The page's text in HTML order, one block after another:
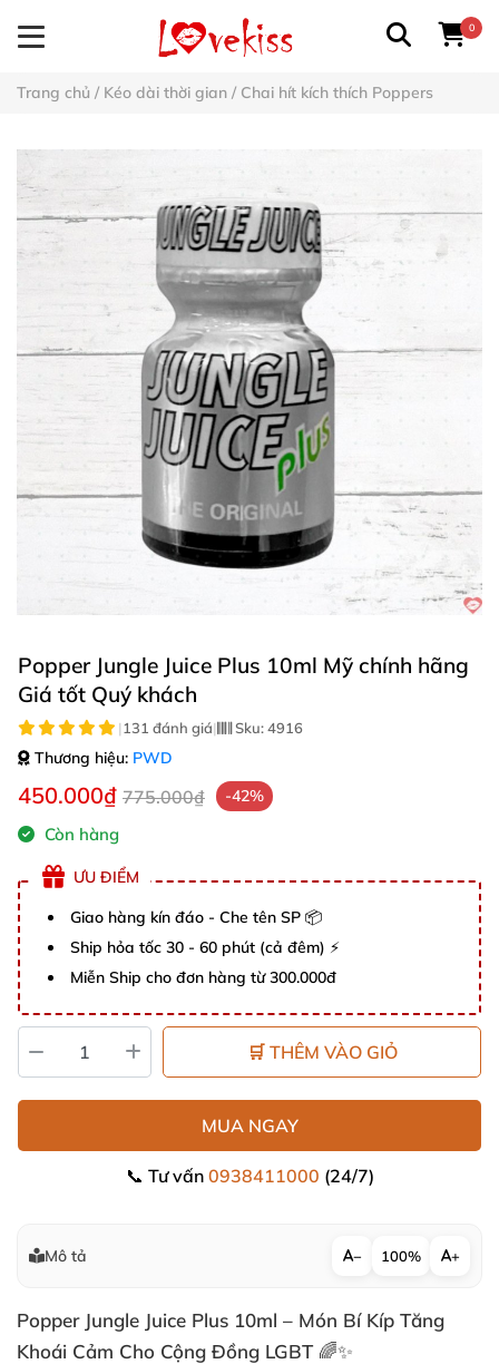
0
Trang chủ / Kéo dài thời gian / Chai hít kích thích Poppers
Popper Jungle Juice Plus 10ml Mỹ chính hãng
Giá tốt Quý khách
|131 đánh giá| Sku:4916
Thương hiệu: PWD
450.000₫ 775.000₫ -42%
Còn hàng
ƯU ĐIỂM
Giao hàng kín đáo - Che tên SP 📦
Ship hỏa tốc 30 - 60 phút (cả đêm) ⚡
Miễn Ship cho đơn hàng từ 300.000đ
🛒 THÊM VÀO GIỎ
MUA NGAY
📞 Tư vấn 0938411000 (24/7)
Mô tả − 100% +
Popper Jungle Juice Plus 10ml – Món Bí Kíp Tăng
Khoái Cảm Cho Cộng Đồng LGBT 🌈✨